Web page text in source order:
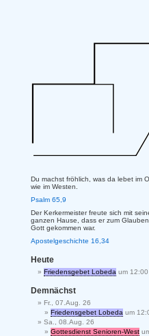
Du machst fröhlich, was da lebet im
wie im Westen.
Psalm 65,9
Der Kerkermeister freute sich mit
ganzen Hause, dass er zum
Gott gekommen war.
Apostelgeschichte 16,34
Heute
Friedensgebet Lobeda um 12:00
Demnächst
Fr., 07.Aug. 26
Friedensgebet Lobeda um
Sa., 08.Aug. 26
Gottesdienst Senioren-West